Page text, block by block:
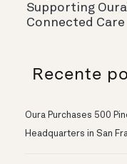
Supporting
Connected Care
Recente
Oura Purchases 500
Headquarters in San